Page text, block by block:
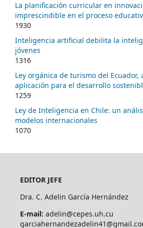
La planificación curricular en
imprescindible en el proceso
1930
Inteligencia artificial debilita la
jóvenes
1316
Ley orgánica de turismo del
aplicación para el desarrollo
1259
Ley de Inteligencia en Chile: un
modelos internacionales
1070
EDITOR JEFE
Dra. C. Adelin García Hernández
E-mail: adelin@cepes.uh.cu